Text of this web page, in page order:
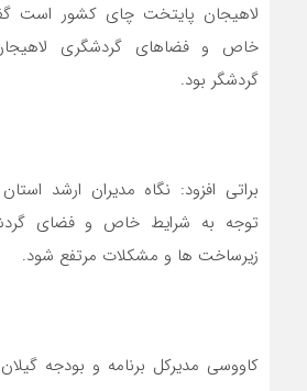
لاهیجان پایتخت چای کشور است
گردشگر بود.
براتی افزود: نگاه مدیران ارشد
توجه به شرایط خاص و فضای
زیرساخت ها و مشکلات مرتفع شود.
کاووسی مدیرکل برنامه و بودجه